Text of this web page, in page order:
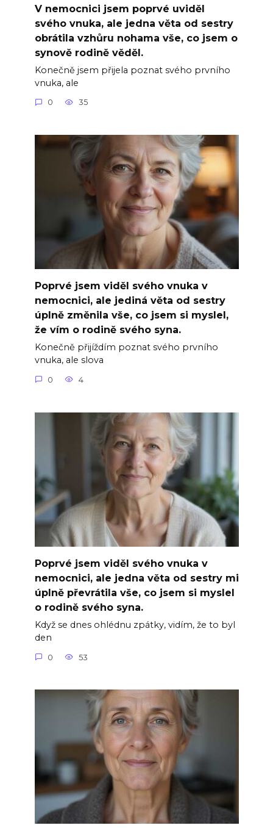
V nemocnici jsem poprvé uviděl
svého vnuka, ale jedna věta od sestry
obrátila vzhůru nohama vše, co jsem o
synově rodině věděl.
Konečně jsem přijela poznat svého prvního
vnuka, ale
0 35
Poprvé jsem viděl svého vnuka v
nemocnici, ale jediná věta od sestry
úplně změnila vše, co jsem si myslel,
že vím o rodině svého syna.
Konečně přijíždím poznat svého prvního
vnuka, ale slova
0 4
Poprvé jsem viděl svého vnuka v
nemocnici, ale jedna věta od sestry mi
úplně převrátila vše, co jsem si myslel
o rodině svého syna.
Když se dnes ohlédnu zpátky, vidím, že to byl
den
0 53